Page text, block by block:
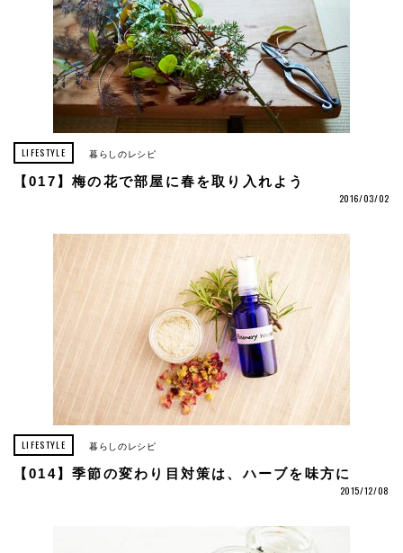
LIFESTYLE 暮らしのレシピ
【017】梅の花で部屋に春を取り入れよう
2016/03/02
LIFESTYLE 暮らしのレシピ
【014】季節の変わり目対策は、ハーブを味方に
2015/12/08